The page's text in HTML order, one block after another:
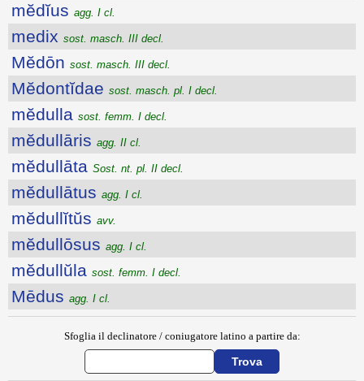
mĕdĭus agg. I cl.
medix sost. masch. III decl.
Mĕdōn sost. masch. III decl.
Mĕdontĭdae sost. masch. pl. I decl.
mĕdulla sost. femm. I decl.
mĕdullāris agg. II cl.
mĕdullāta Sost. nt. pl. II decl.
mĕdullātus agg. I cl.
mĕdullĭtŭs avv.
mĕdullōsus agg. I cl.
mĕdullŭla sost. femm. I decl.
Mēdus agg. I cl.
Sfoglia il declinatore / coniugatore latino a partire da: